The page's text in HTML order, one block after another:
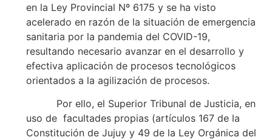
en la Ley Provincial Nº 6175 y se ha visto
acelerado en razón de la situación de emergencia
sanitaria por la pandemia del COVID-19,
resultando necesario avanzar en el desarrollo y
efectiva aplicación de procesos tecnológicos
orientados a la agilización de procesos.
Por ello, el Superior Tribunal de Justicia, en
uso de facultades propias (artículos 167 de la
Constitución de Jujuy y 49 de la Ley Orgánica del